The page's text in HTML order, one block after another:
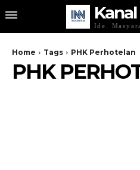
Ide.
Home Tags PHK Perhotelan
PHK